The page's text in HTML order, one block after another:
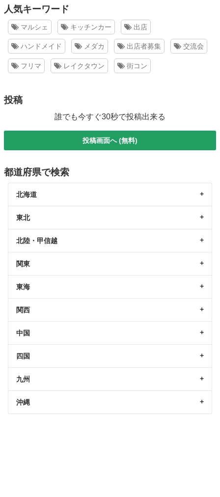
人気キーワード
マルシェ キッチンカー 出店
ハンドメイド メダカ 出店者募集 交流会
フリマ レイクタウン 街コン
投稿
誰でも今すぐ30秒で投稿出来る
投稿画面へ (無料)
都道府県で検索
北海道
東北
北陸・甲信越
関東
東海
関西
中国
四国
九州
沖縄